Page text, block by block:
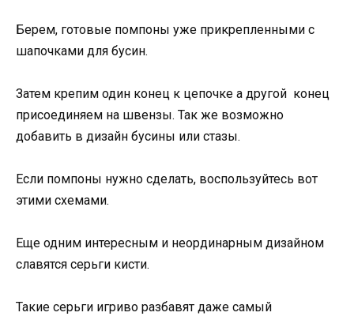
Берем, готовые помпоны уже прикрепленными с
шапочками для бусин.
Затем крепим один конец к цепочке а другой конец
присоединяем на швензы. Так же возможно
добавить в дизайн бусины или стазы.
Если помпоны нужно сделать, воспользуйтесь вот
этими схемами.
Еще одним интересным и неординарным дизайном
славятся серьги кисти.
Такие серьги игриво разбавят даже самый